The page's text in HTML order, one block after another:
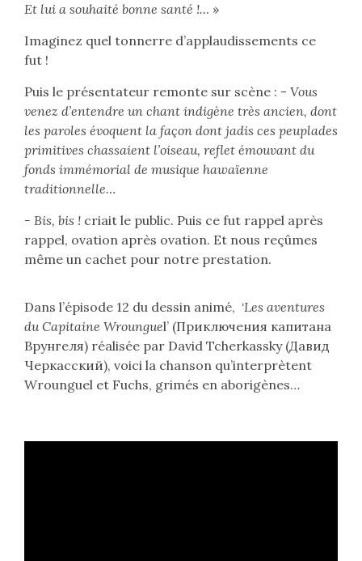
Et lui a souhaité bonne santé !... »
Imaginez quel tonnerre d’applaudissements ce
fut !
Puis le présentateur remonte sur scène : - Vous
venez d’entendre un chant indigène très ancien, dont
les paroles évoquent la façon dont jadis ces peuplades
primitives chassaient l’oiseau, reflet émouvant du
fonds immémorial de musique hawaïenne
traditionnelle…
- Bis, bis ! criait le public. Puis ce fut rappel après
rappel, ovation après ovation. Et nous reçûmes
même un cachet pour notre prestation.
Dans l’épisode 12 du dessin animé, ‘Les aventures
du Capitaine Wrounguel’ (Приключения капитана
Врунгеля) réalisée par David Tcherkassky (Давид
Черкасский), voici la chanson qu’interprètent
Wrounguel et Fuchs, grimés en aborigènes…